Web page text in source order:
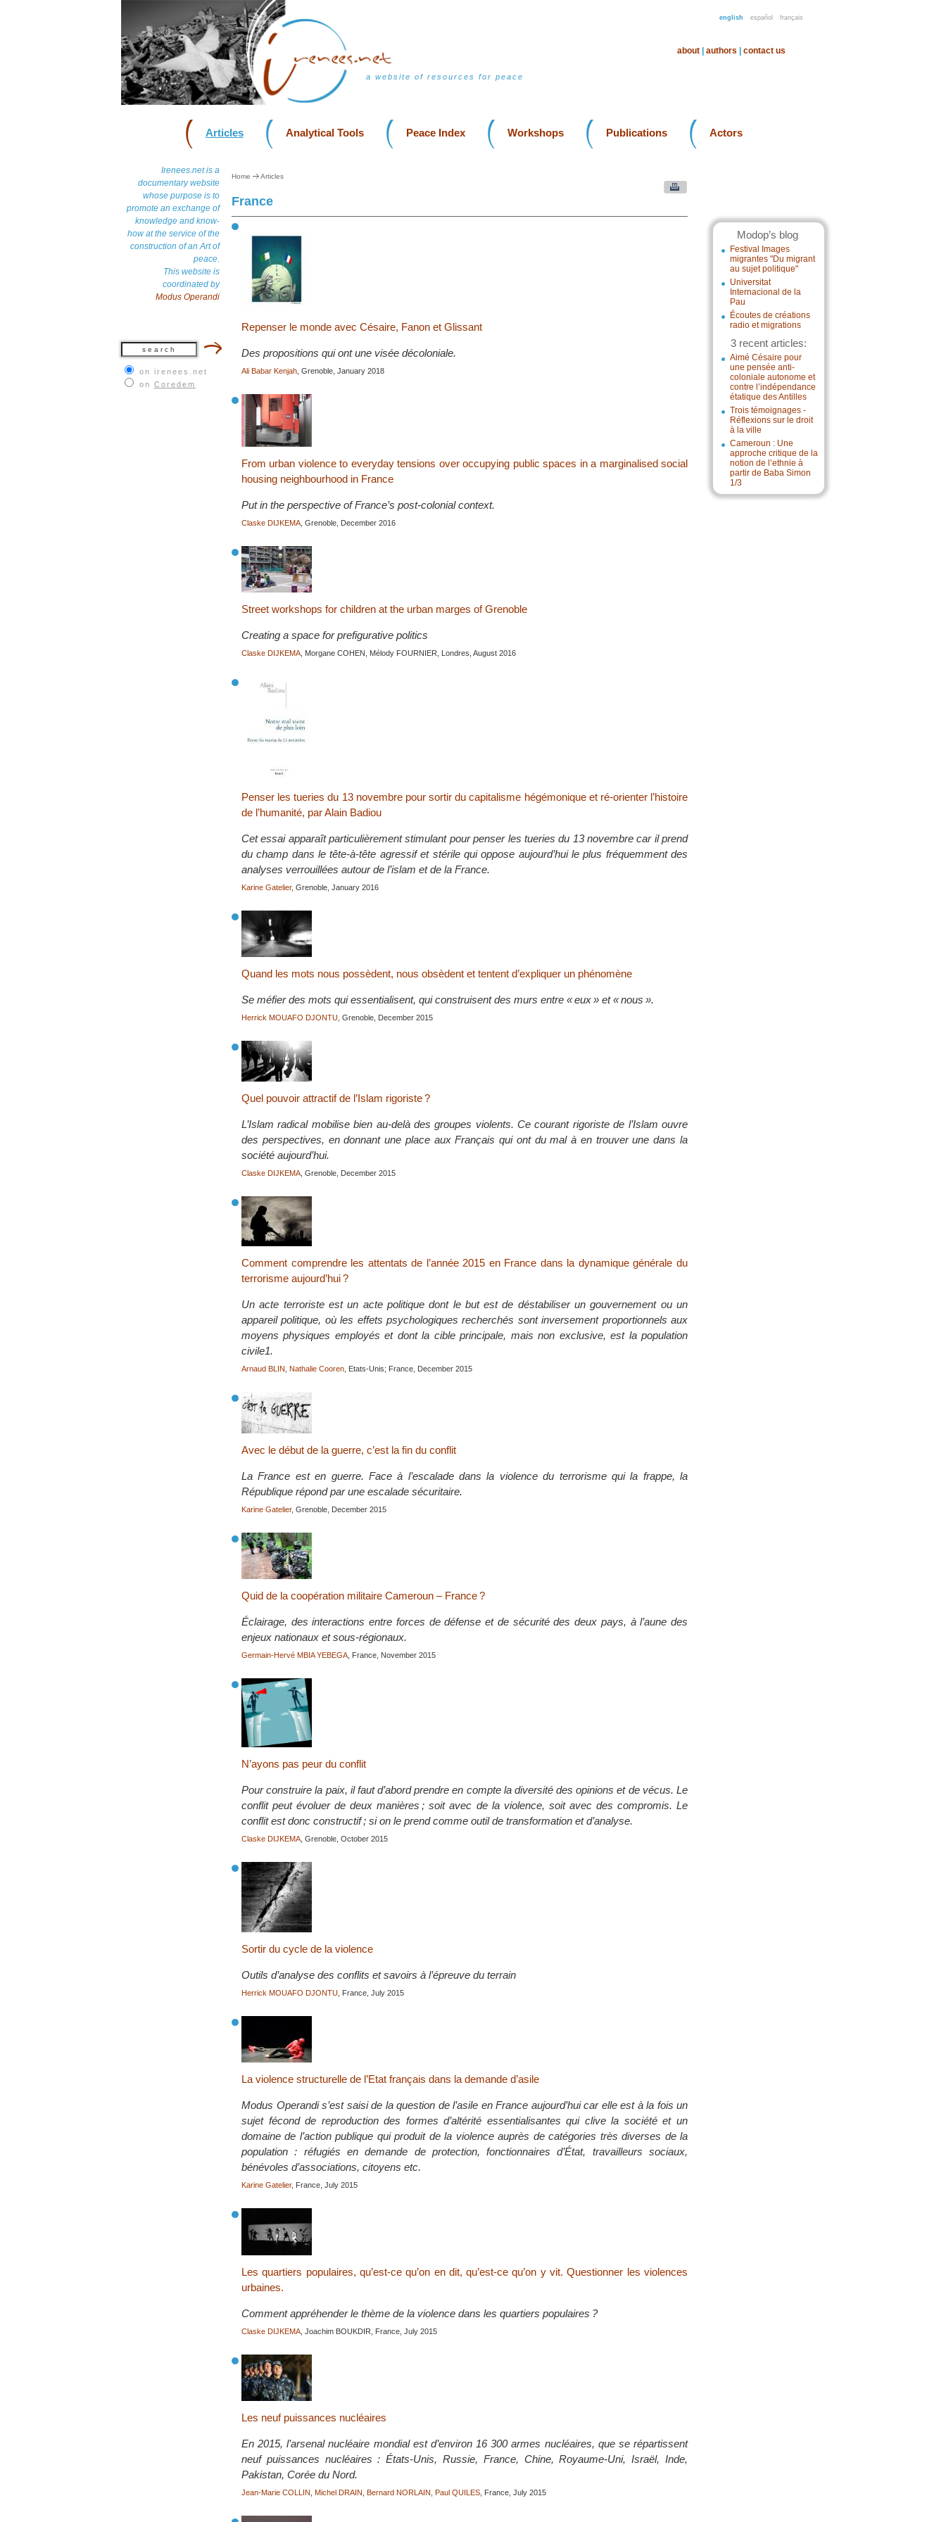
english español français
a website of resources for peace
about authors contact us
Articles Analytical Tools Peace Index Workshops Publications Actors
Irenees.net is a
documentary website
whose purpose is to
promote an exchange of
knowledge and know-
how at the service of the
construction of an Art of
peace.
This website is
coordinated by
Modus Operandi
on irenees.net
on Coredem
Modop’s blog
Festival Images
migrantes "Du migrant
au sujet politique"
Universitat
Internacional de la
Pau
Écoutes de créations
radio et migrations
3 recent articles:
Aimé Césaire pour
une pensée anti-
coloniale autonome et
contre l’indépendance
étatique des Antilles
Trois témoignages -
Réflexions sur le droit
à la ville
Cameroun : Une
approche critique de la
notion de l’ethnie à
partir de Baba Simon
1/3
Home Articles
France
Repenser le monde avec Césaire, Fanon et Glissant
Des propositions qui ont une visée décoloniale.
Ali Babar Kenjah , Grenoble, January 2018
From urban violence to everyday tensions over occupying public spaces in a marginalised social
housing neighbourhood in France
Put in the perspective of France’s post-colonial context.
Claske DIJKEMA , Grenoble, December 2016
Street workshops for children at the urban marges of Grenoble
Creating a space for prefigurative politics
Claske DIJKEMA , Morgane COHEN, Mélody FOURNIER, Londres, August 2016
Penser les tueries du 13 novembre pour sortir du capitalisme hégémonique et ré-orienter l’histoire
de l’humanité, par Alain Badiou
Cet essai apparaît particulièrement stimulant pour penser les tueries du 13 novembre car il prend
du champ dans le tête-à-tête agressif et stérile qui oppose aujourd’hui le plus fréquemment des
analyses verrouillées autour de l’islam et de la France.
Karine Gatelier, Grenoble, January 2016
Quand les mots nous possèdent, nous obsèdent et tentent d’expliquer un phénomène
Se méfier des mots qui essentialisent, qui construisent des murs entre « eux » et « nous ».
Herrick MOUAFO DJONTU , Grenoble, December 2015
Quel pouvoir attractif de l’Islam rigoriste ?
L’Islam radical mobilise bien au-delà des groupes violents. Ce courant rigoriste de l’Islam ouvre
des perspectives, en donnant une place aux Français qui ont du mal à en trouver une dans la
société aujourd’hui.
Claske DIJKEMA , Grenoble, December 2015
Comment comprendre les attentats de l’année 2015 en France dans la dynamique générale du
terrorisme aujourd’hui ?
Un acte terroriste est un acte politique dont le but est de déstabiliser un gouvernement ou un
appareil politique, où les effets psychologiques recherchés sont inversement proportionnels aux
moyens physiques employés et dont la cible principale, mais non exclusive, est la population
civile1.
Arnaud BLIN Nathalie Cooren , Etats-Unis; France, December 2015
Avec le début de la guerre, c’est la fin du conflit
La France est en guerre. Face à l’escalade dans la violence du terrorisme qui la frappe, la
République répond par une escalade sécuritaire.
Karine Gatelier, Grenoble, December 2015
Quid de la coopération militaire Cameroun – France ?
Éclairage, des interactions entre forces de défense et de sécurité des deux pays, à l’aune des
enjeux nationaux et sous-régionaux.
Germain-Hervé MBIA YEBEGA , France, November 2015
N’ayons pas peur du conflit
Pour construire la paix, il faut d’abord prendre en compte la diversité des opinions et de vécus. Le
conflit peut évoluer de deux manières ; soit avec de la violence, soit avec des compromis. Le
conflit est donc constructif ; si on le prend comme outil de transformation et d’analyse.
Claske DIJKEMA , Grenoble, October 2015
Sortir du cycle de la violence
Outils d’analyse des conflits et savoirs à l’épreuve du terrain
Herrick MOUAFO DJONTU , France, July 2015
La violence structurelle de l’Etat français dans la demande d’asile
Modus Operandi s’est saisi de la question de l’asile en France aujourd’hui car elle est à la fois un
sujet fécond de reproduction des formes d’altérité essentialisantes qui clive la société et un
domaine de l’action publique qui produit de la violence auprès de catégories très diverses de la
population : réfugiés en demande de protection, fonctionnaires d’État, travailleurs sociaux,
bénévoles d’associations, citoyens etc.
Karine Gatelier, France, July 2015
Les quartiers populaires, qu’est-ce qu’on en dit, qu’est-ce qu’on y vit. Questionner les violences
urbaines.
Comment appréhender le thème de la violence dans les quartiers populaires ?
Claske DIJKEMA , Joachim BOUKDIR, France, July 2015
Les neuf puissances nucléaires
En 2015, l’arsenal nucléaire mondial est d’environ 16 300 armes nucléaires, que se répartissent
neuf puissances nucléaires : États-Unis, Russie, France, Chine, Royaume-Uni, Israël, Inde,
Pakistan, Corée du Nord.
Jean-Marie COLLIN Michel DRAIN Bernard NORLAIN Paul QUILES , France, July 2015